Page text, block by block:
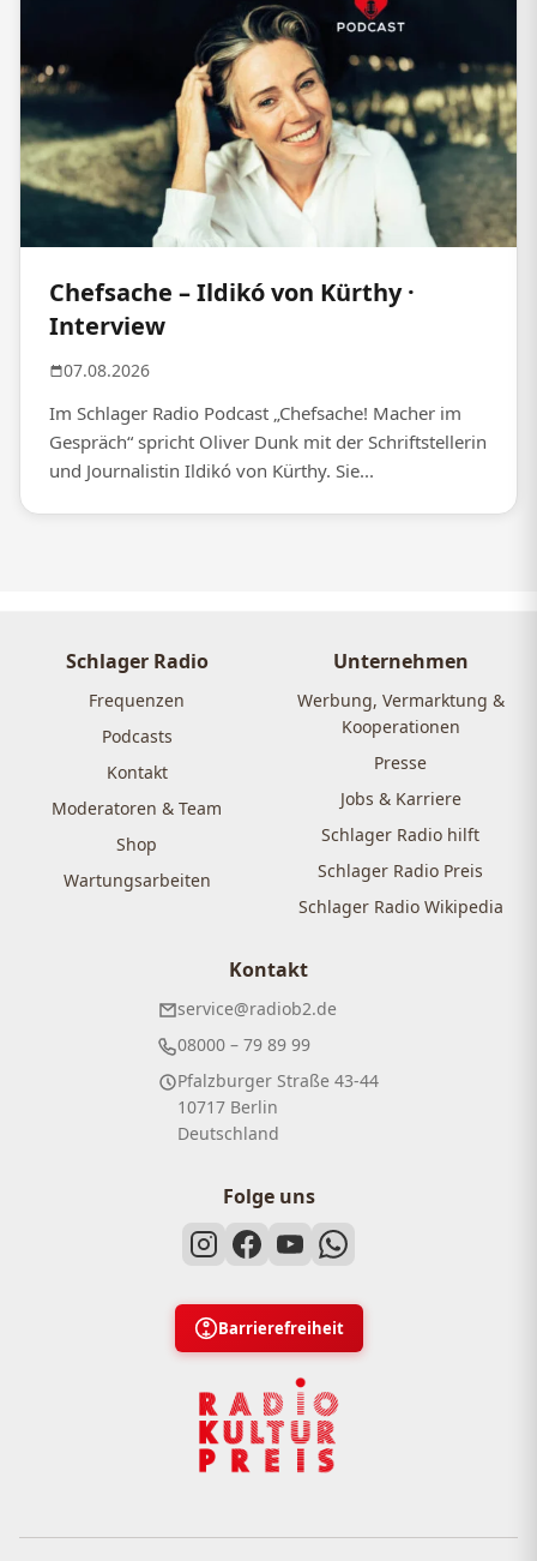
Chefsache – Ildikó von Kürthy ·
Interview
07.08.2026
Im Schlager Radio Podcast „Chefsache! Macher im
Gespräch“ spricht Oliver Dunk mit der Schriftstellerin
und Journalistin Ildikó von Kürthy. Sie...
Schlager Radio
Frequenzen
Podcasts
Kontakt
Moderatoren & Team
Shop
Wartungsarbeiten
Unternehmen
Werbung, Vermarktung &
Kooperationen
Presse
Jobs & Karriere
Schlager Radio hilft
Schlager Radio Preis
Schlager Radio Wikipedia
Kontakt
service@radiob2.de
08000 – 79 89 99
Pfalzburger Straße 43-44
10717 Berlin
Deutschland
Folge uns
Barrierefreiheit